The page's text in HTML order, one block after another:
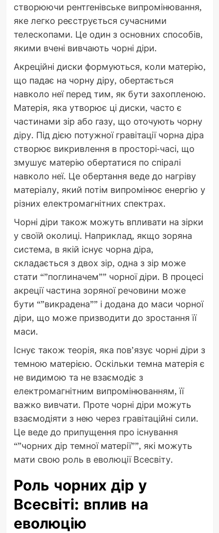
створюючи рентгенівське випромінювання,
яке легко реєструється сучасними
телескопами. Це один з основних способів,
якими вчені вивчають чорні діри.
Акреційні диски формуються, коли матерію,
що падає на чорну діру, обертається
навколо неї перед тим, як бути захопленою.
Матерія, яка утворює ці диски, часто є
частинами зір або газу, що оточують чорну
діру. Під дією потужної гравітації чорна діра
створює викривлення в просторі-часі, що
змушує матерію обертатися по спіралі
навколо неї. Це обертання веде до нагріву
матеріалу, який потім випромінює енергію у
різних електромагнітних спектрах.
Чорні діри також можуть впливати на зірки
у своїй околиці. Наприклад, якщо зоряна
система, в якій існує чорна діра,
складається з двох зір, одна з зір може
стати “”поглиначем”” чорної діри. В процесі
акреції частина зоряної речовини може
бути “”викрадена”” і додана до маси чорної
діри, що може призводити до зростання її
маси.
Існує також теорія, яка пов’язує чорні діри з
темною матерією. Оскільки темна матерія є
не видимою та не взаємодіє з
електромагнітним випромінюванням, її
важко вивчати. Проте чорні діри можуть
взаємодіяти з нею через гравітаційні сили.
Це веде до припущення про існування
“”чорних дір темної матерії””, які можуть
мати свою роль в еволюції Всесвіту.
Роль чорних дір у
Всесвіті: вплив на
еволюцію